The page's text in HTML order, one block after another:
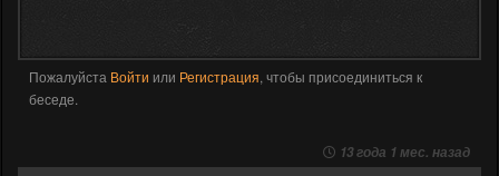
Пожалуйста Войти или Регистрация, чтобы присоединиться к
беседе.
13 года 1 мес. назад